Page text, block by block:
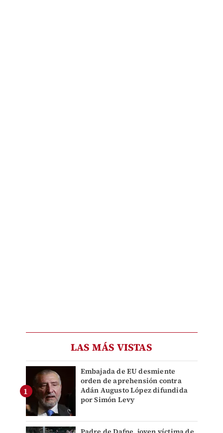
LAS MÁS VISTAS
Embajada de EU desmiente
orden de aprehensión contra
Adán Augusto López difundida
por Simón Levy